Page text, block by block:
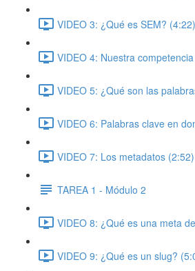
VIDEO 3: ¿Qué es SEM? (4:22)
VIDEO 4: Nuestra
VIDEO 5: ¿Qué son las
VIDEO 6: Palabras clave en
VIDEO 7: Los metadatos (2:52)
TAREA 1 - Módulo 2
VIDEO 8: ¿Qué es una meta
VIDEO 9: ¿Qué es un slug?